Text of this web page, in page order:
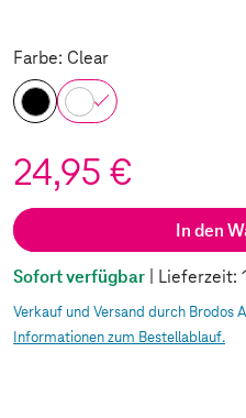
Farbe: Clear
24,95 €
In den
Sofort verfügbar |
Verkauf und Versand durch Brodos
Informationen zum Bestellablauf.